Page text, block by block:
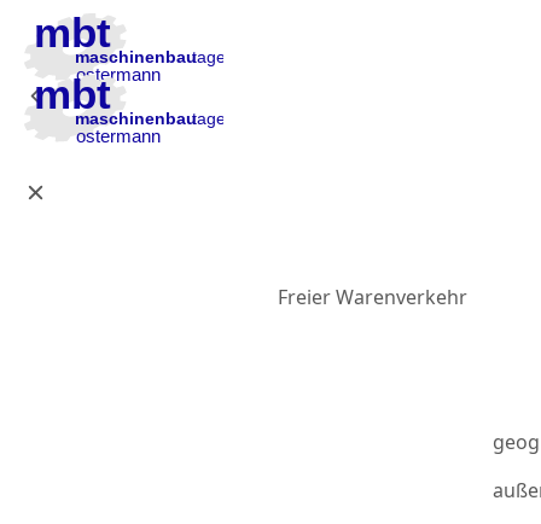
Zur Hauptnavigation
Zum Inhalt
Zur Fußzeile
Freier Warenverkehr